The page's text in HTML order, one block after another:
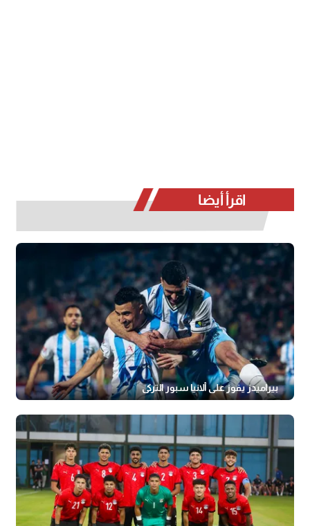
اقرأ أيضا
بيراميدز يفوز على ألانيا سبور التركي